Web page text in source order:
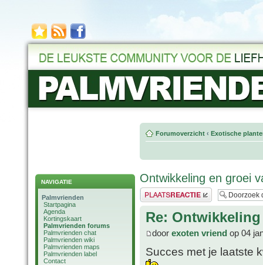
NAVIGATIE
Palmvrienden
Startpagina
Agenda
Kortingskaart
Palmvrienden forums
Palmvrienden chat
Palmvrienden wiki
Palmvrienden maps
Palmvrienden label
Contact
Forumoverzicht ‹ Exotische
Ontwikkeling en groei
Plaats een reactie
Re:
door exoten vriend op 04
Succes met je laatste